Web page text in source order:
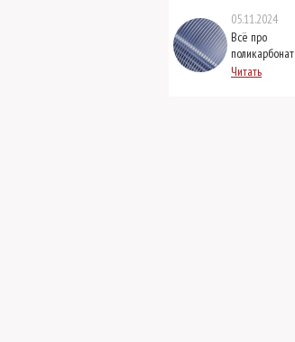
05.11.2024
Всё про
поликарбонат
Читать